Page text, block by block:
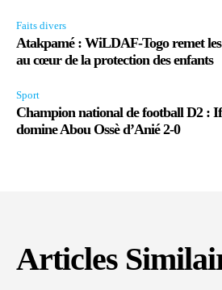
Faits divers
Atakpamé : WiLDAF-Togo remet
au cœur de la protection des enfants
Sport
Champion national de football D2 :
domine Abou Ossè d’Anié 2-0
Articles